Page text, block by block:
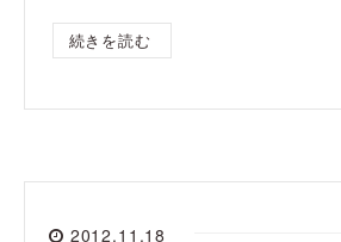
続きを読む
2012.11.18